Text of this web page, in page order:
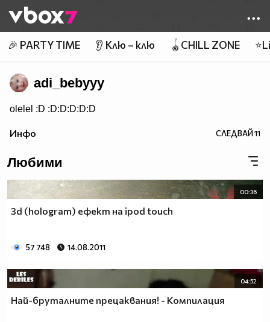
👾
🎉 PARTY TIME 👂 Клю – клю 🪀CHILL ZONE
adi_bebyyy
olelel :D :D:D:D:D:D
Инфо СЛЕДВАЙ11
Любими
00:36
3d (hologram) ефект на ipod touch
57 748 14.08.2011
04:52
Най-бpyталните прецаквания! - Компилация